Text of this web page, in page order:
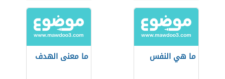
ما هي النفس ما معنى الهدف